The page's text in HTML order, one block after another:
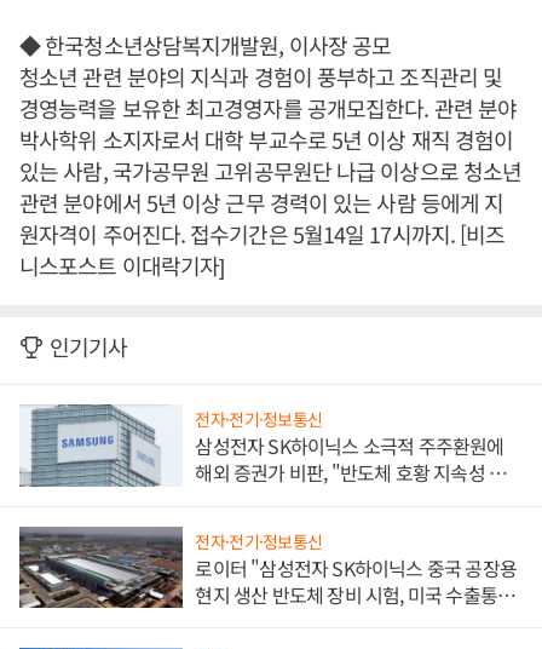
◆ 한국청소년상담복지개발원, 이사장 공모
청소년 관련 분야의 지식과 경험이 풍부하고 조직관리 및
경영능력을 보유한 최고경영자를 공개모집한다. 관련 분야
박사학위 소지자로서 대학 부교수로 5년 이상 재직 경험이
있는 사람, 국가공무원 고위공무원단 나급 이상으로 청소년
관련 분야에서 5년 이상 근무 경력이 있는 사람 등에게 지
원자격이 주어진다. 접수기간은 5월14일 17시까지. [비즈
니스포스트 이대락기자]
인기기사
전자·전기·정보통신
삼성전자 SK하이닉스 소극적 주주환원에
해외 증권가 비판, "반도체 호황 지속성 의
전자·전기·정보통신
로이터 "삼성전자 SK하이닉스 중국 공장용
현지 생산 반도체 장비 시험, 미국 수출통제